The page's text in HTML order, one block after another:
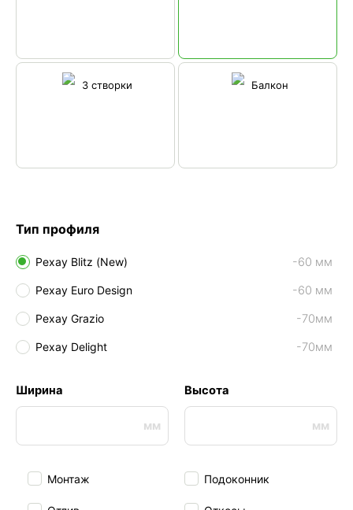
Тип профиля
Рехау Blitz (New) -60 мм
Рехау Euro Design -60 мм
Рехау Grazio -70мм
Рехау Delight -70мм
3 створки Балкон
Ширина Высота
Монтаж Подоконник